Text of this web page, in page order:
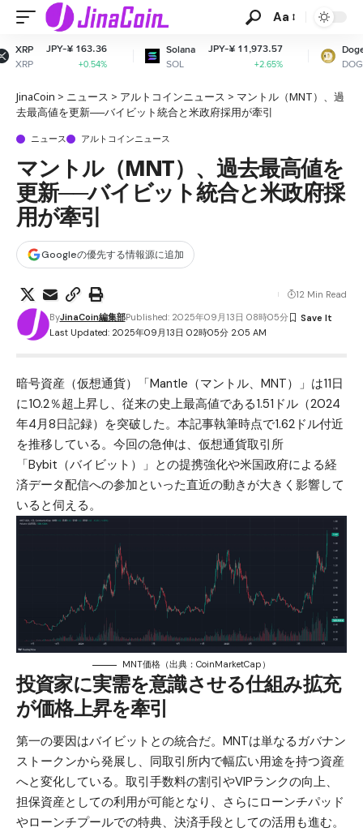
Aa
Solana
SOL
JPY-¥ 11,973.57
+2.65%
Dogecoin
DOGE
JPY-¥ 11.04
+0.14%
JinaCoin > ニュース > アルトコインニュース > マントル（MNT）、過
去最高値を更新──バイビット統合と米政府採用が牽引
ニュース アルトコインニュース
マントル（MNT）、過去最高値を
更新──バイビット統合と米政府採
用が牽引
Googleの優先する情報源に追加
Last Updated: 2025年09月13日 02時05分 2:05 AM
ByJinaCoin編集部Published: 2025年09月13日 08時05分
12 Min Read
暗号資産（仮想通貨）「Mantle（マントル、MNT）」は11日
に10.2％超上昇し、従来の史上最高値である1.51ドル（2024
年4月8日記録）を突破した。本記事執筆時点で1.62ドル付近
を推移している。今回の急伸は、仮想通貨取引所
「Bybit（バイビット） 」との提携強化や米国政府による経
済データ配信への参加といった直近の動きが大きく影響して
いると伺える。
MNT価格（出典： CoinMarketCap ）
投資家に実需を意識させる仕組み拡充
が価格上昇を牽引
第一の要因はバイビットとの統合だ。MNTは単なるガバナン
ストークンから発展し、同取引所内で幅広い用途を持つ資産
へと変化している。取引手数料の割引やVIPランクの向上、
担保資産としての利用が可能となり、さらにローンチパッド
やローンチプールでの特典、決済手段としての活用も進む。